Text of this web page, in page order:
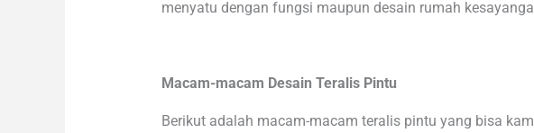
menyatu dengan fungsi maupun desain rumah
Macam-macam Desain Teralis Pintu
Berikut adalah macam-macam teralis pintu yang bisa